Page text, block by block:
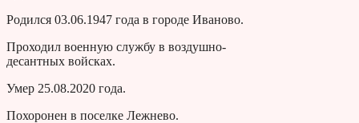
Родился 03.06.1947 года в городе Иваново.
Проходил военную службу в воздушно-
десантных войсках.
Умер 25.08.2020 года.
Похоронен в поселке Лежнево.